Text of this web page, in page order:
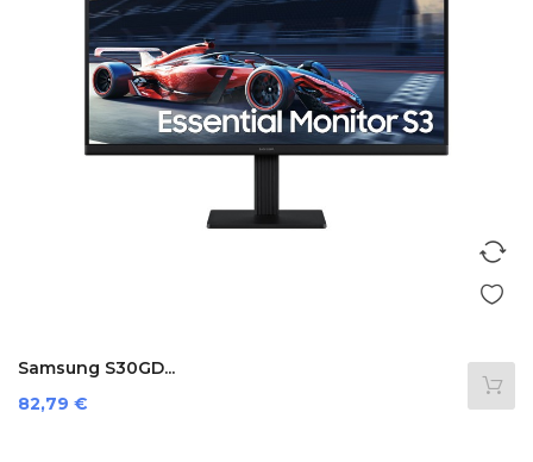
Samsung S30GD...
Preis
82,79 €